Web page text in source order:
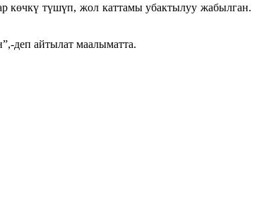
көчкү түшүп, жол каттамы убактылуу жабылган.
деп айтылат маалыматта.